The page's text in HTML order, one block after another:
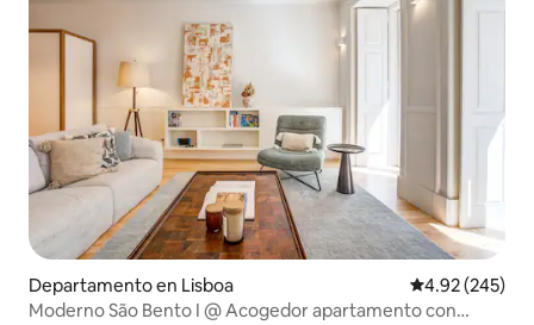
Departamento en Lisboa Calificación
4.92 (245)
Moderno São Bento I @ Acogedor apartamento con